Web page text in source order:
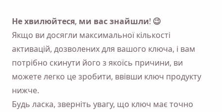
Не хвилюйтеся, ми вас знайшли! 😉
Якщо ви досягли максимальної кількості
активацій, дозволених для вашого ключа, і вам
потрібно скинути його з якоїсь причини, ви
можете легко це зробити, ввівши ключ продукту
нижче.
Будь ласка, зверніть увагу, що ключ має точно